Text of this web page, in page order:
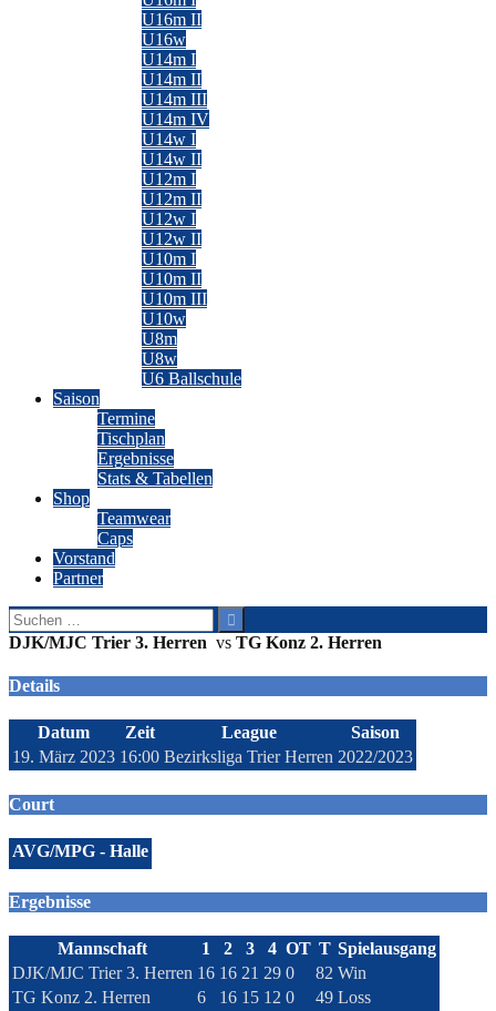
U16m II
U16w
U14m I
U14m II
U14m III
U14m IV
U14w I
U14w II
U12m I
U12m II
U12w I
U12w II
U10m I
U10m II
U10m III
U10w
U8m
U8w
U6 Ballschule
Saison
Termine
Tischplan
Ergebnisse
Stats & Tabellen
Shop
Teamwear
Caps
Vorstand
Partner
Suchen
nach:
DJK/MJC Trier 3. Herren vs TG Konz 2. Herren
Details
Datum Zeit League
Saison
19. März 2023 16:00 Bezirksliga Trier Herren 2022/2023
Court
AVG/MPG - Halle
Ergebnisse
Mannschaft 1 2 3 4 OT T Spielausgang
DJK/MJC Trier 3. Herren 16 16 21 29 0 82 Win
TG Konz 2. Herren
6 16 15 12 0 49 Loss